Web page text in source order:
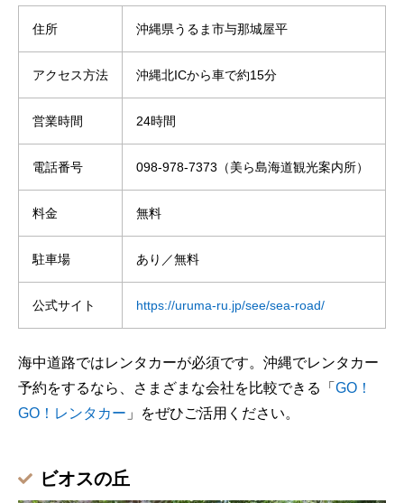
住所 沖縄県うるま市与那城屋平
アクセス方法 沖縄北ICから車で約15分
営業時間 24時間
電話番号 098-978-7373（美ら島海道観光案内所）
料金 無料
駐車場 あり／無料
公式サイト https://uruma-ru.jp/see/sea-road/
海中道路ではレンタカーが必須です。沖縄でレンタカー
予約をするなら、さまざまな会社を比較できる「 GO！
GO！レンタカー 」をぜひご活用ください。
ビオスの丘